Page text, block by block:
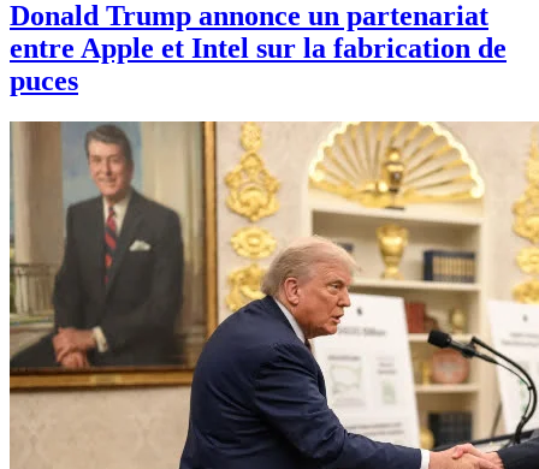
Donald Trump annonce un partenariat
entre Apple et Intel sur la fabrication de
puces